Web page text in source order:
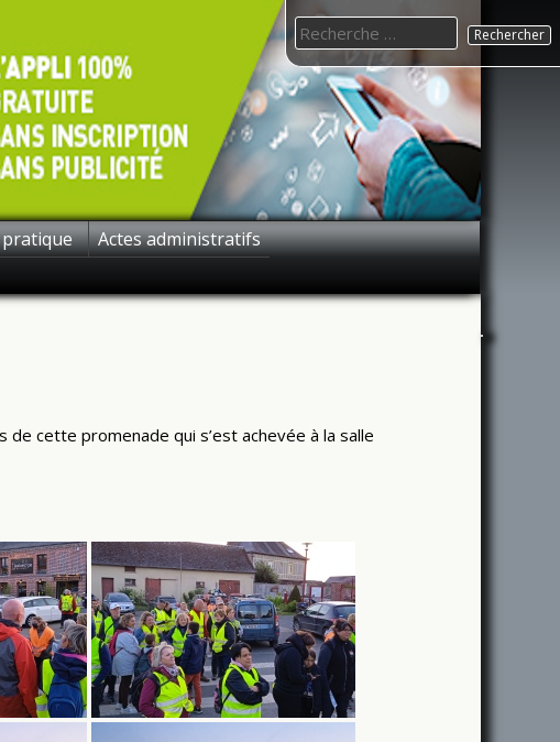
Actes administratifs
Search
for:
cette promenade qui s’est achevée à la salle